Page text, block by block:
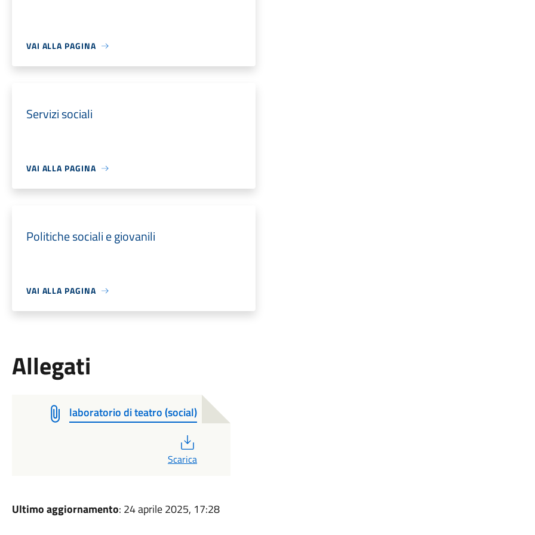
VAI ALLA PAGINA
Servizi sociali
VAI ALLA PAGINA
Politiche sociali e giovanili
VAI ALLA PAGINA
Allegati
laboratorio di teatro (social)
Scarica
Ultimo aggiornamento: 24 aprile 2025, 17:28